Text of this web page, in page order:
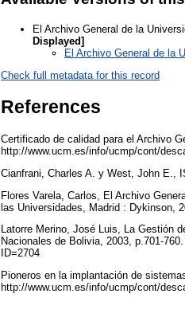
El Archivo General de la
Displayed]
El Archivo General de la
Check full metadata for this record
References
Certificado de calidad para el Archivo
http://www.ucm.es/info/ucmp/cont/
Cianfrani, Charles A. y West, John E.,
Flores Varela, Carlos, El Archivo
las Universidades, Madrid : Dykinson,
Latorre Merino, José Luis, La Gestión
Nacionales de Bolivia, 2003, p.701-
ID=2704
Pioneros en la implantación de
http://www.ucm.es/info/ucmp/cont/